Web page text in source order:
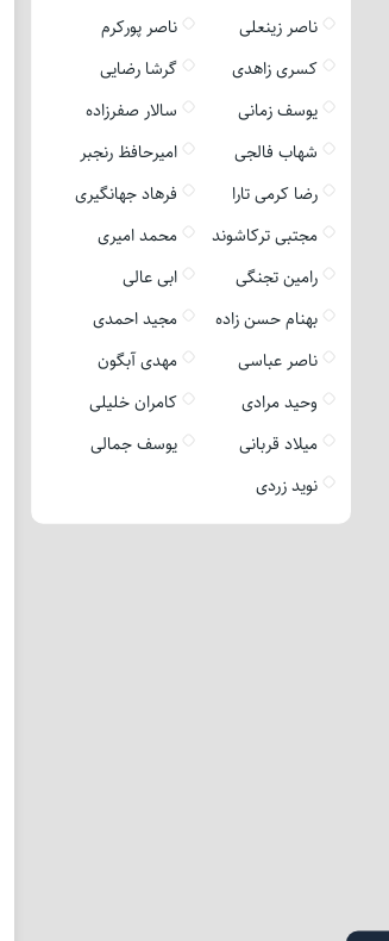
ناصر زینعلی
ناصر پورکرم
کسری زاهدی
گرشا رضایی
یوسف زمانی
سالار صفرزاده
شهاب فالجی
امیرحافظ رنجبر
رضا کرمی تارا
فرهاد جهانگیری
مجتبی ترکاشوند
محمد امیری
رامین تجنگی
ابی عالی
بهنام حسن زاده
مجید احمدی
ناصر عباسی
مهدی آبگون
وحید مرادی
کامران خلیلی
میلاد قربانی
یوسف جمالی
نوید زردی